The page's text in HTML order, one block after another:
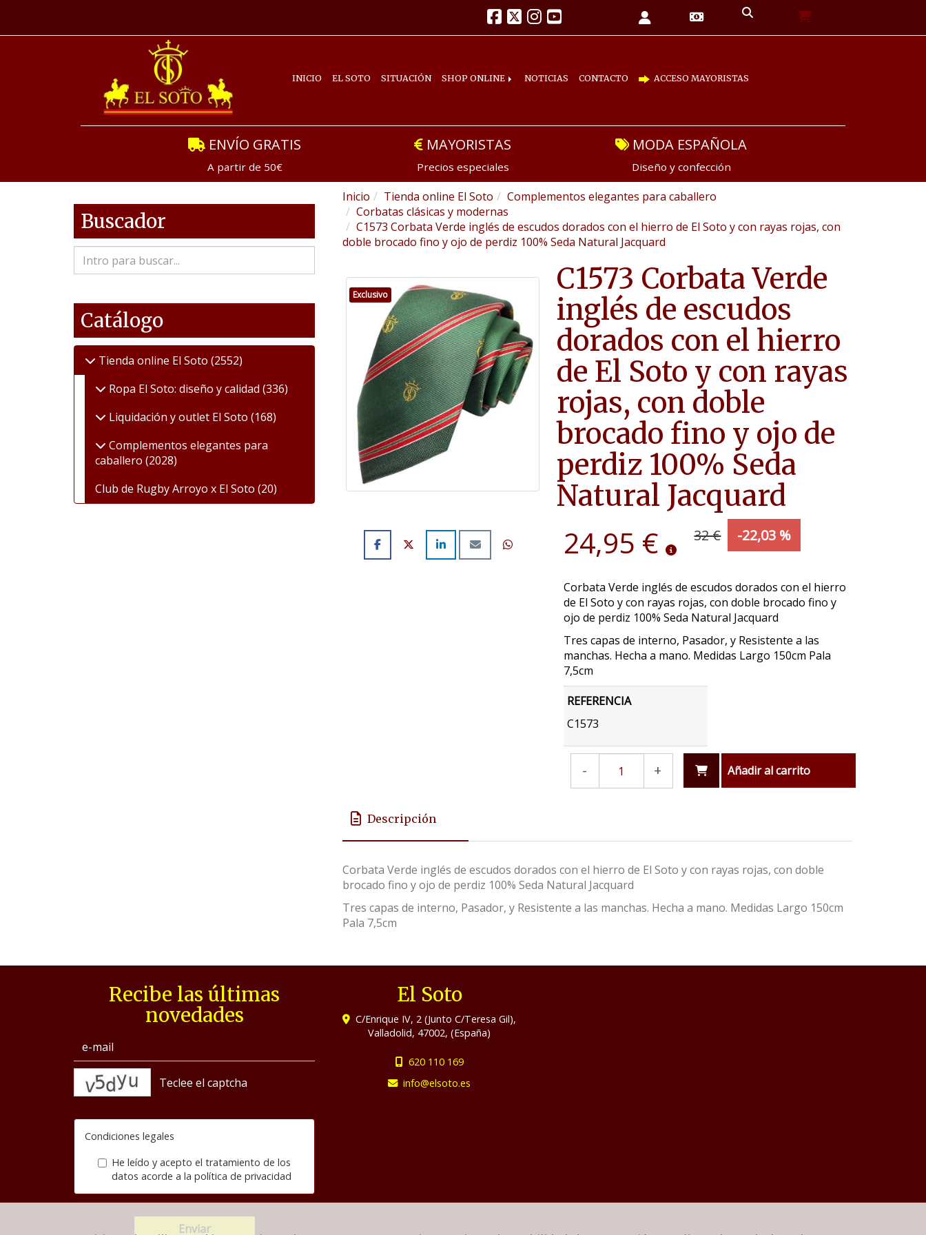
INICIO EL SOTO SITUACIÓN SHOP ONLINE NOTICIAS CONTACTO ACCESO MAYORISTAS
ENVÍO GRATIS
A partir de 50€
MAYORISTAS
Precios especiales
MODA ESPAÑOLA
Diseño y confección
Inicio Tienda online El Soto
Complementos elegantes para caballero
Corbatas clásicas y modernas
C1573 Corbata Verde inglés de escudos dorados con el hierro de El Soto y con rayas rojas, con
doble brocado fino y ojo de perdiz 100% Seda Natural Jacquard
Exclusivo
C1573 Corbata Verde
inglés de escudos
dorados con el hierro
de El Soto y con rayas
rojas, con doble
brocado fino y ojo de
perdiz 100% Seda
Natural Jacquard
24,95 € 32 € -22,03 %
Corbata Verde inglés de escudos dorados con el hierro
de El Soto y con rayas rojas, con doble brocado fino y
ojo de perdiz 100% Seda Natural Jacquard
Tres capas de interno, Pasador, y Resistente a las
manchas. Hecha a mano. Medidas Largo 150cm Pala
7,5cm
REFERENCIA
C1573
- + Añadir al carrito
Descripción
Corbata Verde inglés de escudos dorados con el hierro de El Soto y con rayas rojas, con doble
brocado fino y ojo de perdiz 100% Seda Natural Jacquard
Tres capas de interno, Pasador, y Resistente a las manchas. Hecha a mano. Medidas Largo 150cm
Pala 7,5cm
Buscador
Catálogo
Tienda online El Soto (2552)
Ropa El Soto: diseño y calidad (336)
Liquidación y outlet El Soto (168)
Complementos elegantes para
caballero (2028)
Club de Rugby Arroyo x El Soto (20)
Recibe las últimas
novedades
Condiciones legales
He leído y acepto el tratamiento de los
datos acorde a la política de privacidad
Enviar
El Soto
C/Enrique IV, 2 (Junto C/Teresa Gil),
Valladolid, 47002,(España)
620 110 169
info
elsoto.es